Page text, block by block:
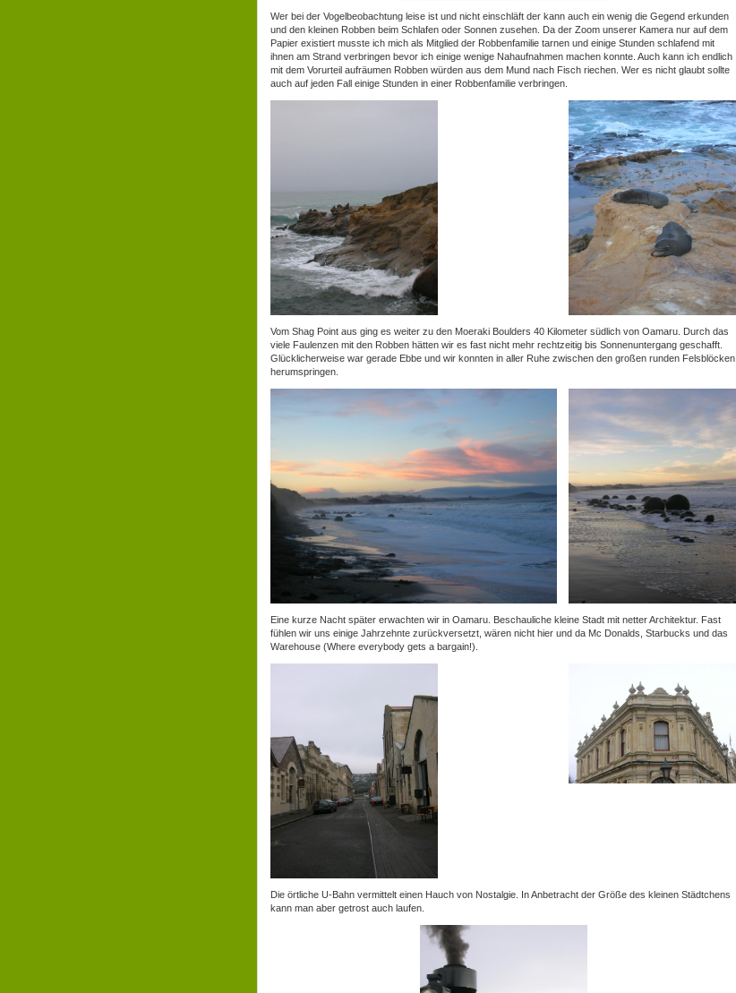
Wer bei der Vogelbeobachtung leise ist und nicht einschläft der kann auch ein wenig die Gegend erkunden
und den kleinen Robben beim Schlafen oder Sonnen zusehen. Da der Zoom unserer Kamera nur auf dem
Papier existiert musste ich mich als Mitglied der Robbenfamilie tarnen und einige Stunden schlafend mit
ihnen am Strand verbringen bevor ich einige wenige Nahaufnahmen machen konnte. Auch kann ich endlich
mit dem Vorurteil aufräumen Robben würden aus dem Mund nach Fisch riechen. Wer es nicht glaubt sollte
auch auf jeden Fall einige Stunden in einer Robbenfamilie verbringen.
Vom Shag Point aus ging es weiter zu den Moeraki Boulders 40 Kilometer südlich von Oamaru. Durch das
viele Faulenzen mit den Robben hätten wir es fast nicht mehr rechtzeitig bis Sonnenuntergang geschafft.
Glücklicherweise war gerade Ebbe und wir konnten in aller Ruhe zwischen den großen runden Felsblöcken
herumspringen.
Eine kurze Nacht später erwachten wir in Oamaru. Beschauliche kleine Stadt mit netter Architektur. Fast
fühlen wir uns einige Jahrzehnte zurückversetzt, wären nicht hier und da Mc Donalds, Starbucks und das
Warehouse (Where everybody gets a bargain!).
Die örtliche U-Bahn vermittelt einen Hauch von Nostalgie. In Anbetracht der Größe des kleinen Städtchens
kann man aber getrost auch laufen.